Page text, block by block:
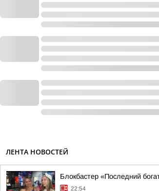
ЛЕНТА НОВОСТЕЙ
Блокбастер «Последний
22:54